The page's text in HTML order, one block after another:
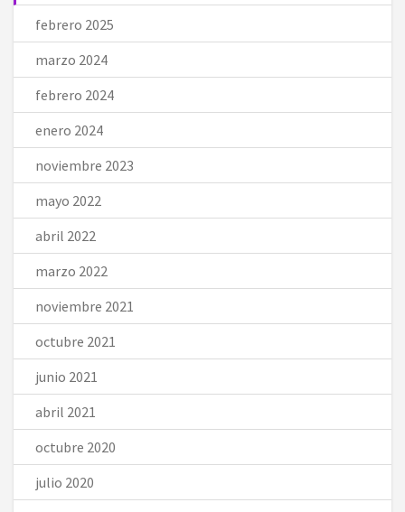
febrero 2025
marzo 2024
febrero 2024
enero 2024
noviembre 2023
mayo 2022
abril 2022
marzo 2022
noviembre 2021
octubre 2021
junio 2021
abril 2021
octubre 2020
julio 2020